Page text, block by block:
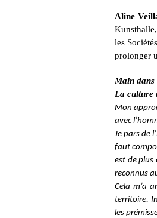
Aline
les
prolonger
Main dans
La culture
Mon
avec
Je pars de
faut
est de plus
reconnus
Cela m’a
territoire.
les